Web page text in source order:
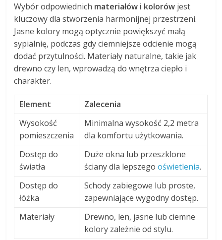
Wybór odpowiednich materiałów i kolorów jest
kluczowy dla stworzenia harmonijnej przestrzeni.
Jasne kolory mogą optycznie powiększyć małą
sypialnię, podczas gdy ciemniejsze odcienie mogą
dodać przytulności. Materiały naturalne, takie jak
drewno czy len, wprowadzą do wnętrza ciepło i
charakter.
Element
Zalecenia
Wysokość
pomieszczenia
Minimalna wysokość 2,2 metra
dla komfortu użytkowania.
Dostęp do
światła
Duże okna lub przeszklone
ściany dla lepszegooświetlenia.
Dostęp do
łóżka
Schody zabiegowe lub proste,
zapewniające wygodny dostęp.
Materiały
Drewno, len, jasne lub ciemne
kolory zależnie od stylu.